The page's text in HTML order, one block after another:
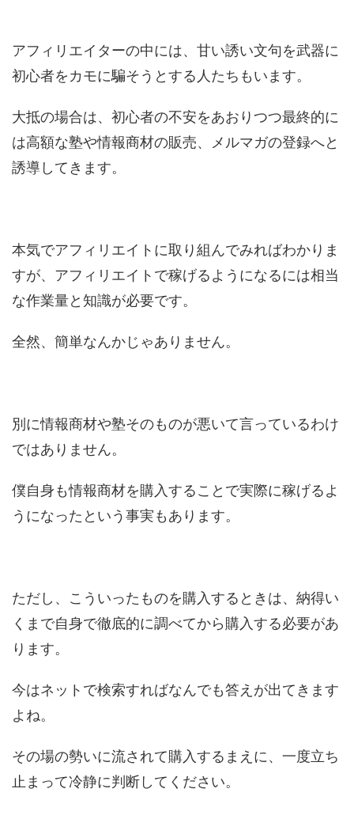
アフィリエイターの中には、甘い誘い文句を武器に
初心者をカモに騙そうとする人たちもいます。
大抵の場合は、初心者の不安をあおりつつ最終的に
は高額な塾や情報商材の販売、メルマガの登録へと
誘導してきます。
本気でアフィリエイトに取り組んでみればわかりま
すが、アフィリエイトで稼げるようになるには相当
な作業量と知識が必要です。
全然、簡単なんかじゃありません。
別に情報商材や塾そのものが悪いて言っているわけ
ではありません。
僕自身も情報商材を購入することで実際に稼げるよ
うになったという事実もあります。
ただし、こういったものを購入するときは、納得い
くまで自身で徹底的に調べてから購入する必要があ
ります。
今はネットで検索すればなんでも答えが出てきます
よね。
その場の勢いに流されて購入するまえに、一度立ち
止まって冷静に判断してください。